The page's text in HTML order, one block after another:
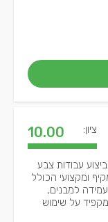
ציון: 10.00
עבודות צבע
ומקצועי הכולל
למבנים,
מקפיד על שימוש